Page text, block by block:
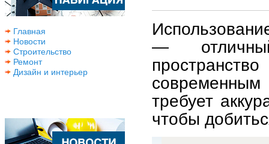
Главная
Новости
Строительство
Ремонт
Дизайн и интерьер
—
современным
требует
чтобы